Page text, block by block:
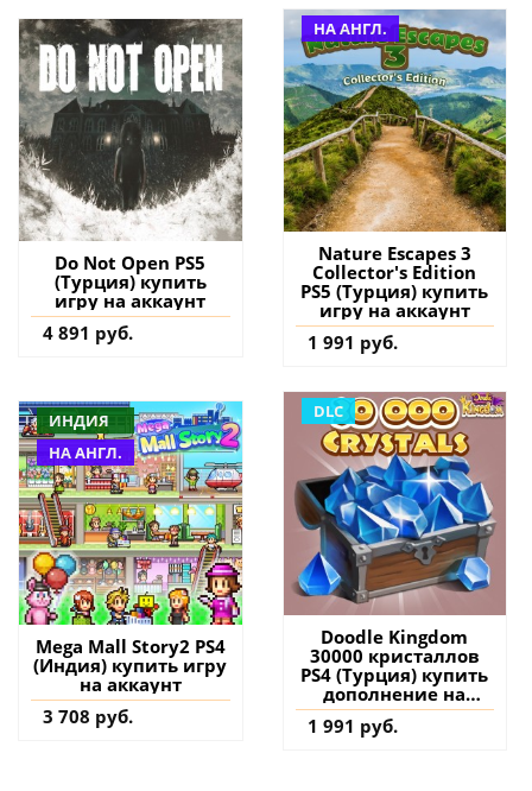
Do Not Open PS5
(Турция) купить
игру на аккаунт
4 891 руб.
НА АНГЛ.
Nature Escapes 3
Collector's Edition
PS5 (Турция) купить
игру на аккаунт
1 991 руб.
ИНДИЯ
НА АНГЛ.
Mega Mall Story2 PS4
(Индия) купить игру
на аккаунт
3 708 руб.
DLC
Doodle Kingdom
30000 кристаллов
PS4 (Турция) купить
дополнение на
аккаунт
1 991 руб.